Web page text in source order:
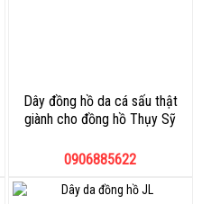
Dây đồng hồ da cá sấu thật
giành cho đồng hồ Thụy Sỹ
0906885622